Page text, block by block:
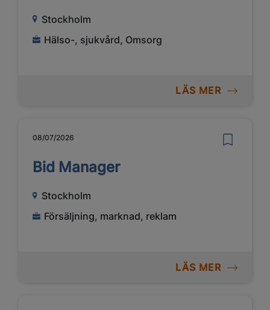
Stockholm
Hälso-, sjukvård, Omsorg
LÄS MER
08/07/2026
Bid Manager
Stockholm
Försäljning, marknad, reklam
LÄS MER